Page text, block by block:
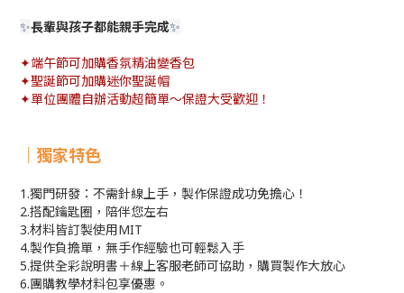
✨長輩與孩子都能親手完成✨
✦端午節可加購香氛精油變香包
✦聖誕節可加購迷你聖誕帽
✦單位團體自辦活動超簡單～保證大受歡迎！
｜獨家特色
1.獨門研發：不需針線上手，製作保證成功免擔心！
2.搭配鑰匙圈，陪伴您左右
3.材料皆訂製使用MIT
4.製作負擔單，無手作經驗也可輕鬆入手
5.提供全彩說明書＋線上客服老師可協助，購買製作大放心
6.團購教學材料包享優惠。